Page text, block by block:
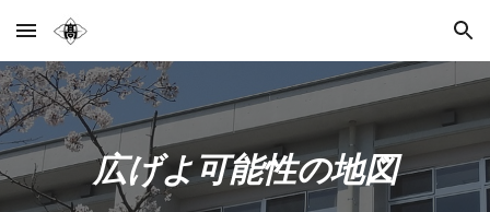
Skip to main content Skip to navigation
広げよ可能性の地図